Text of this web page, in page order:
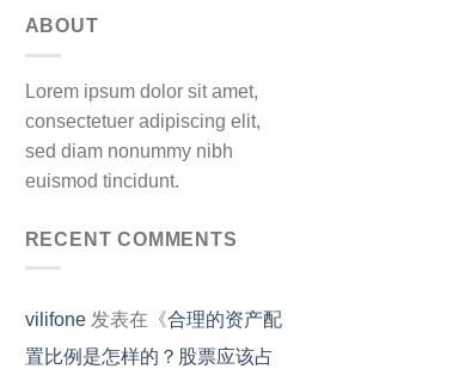
ABOUT
Lorem ipsum dolor sit amet,
consectetuer adipiscing elit,
sed diam nonummy nibh
euismod tincidunt.
RECENT COMMENTS
vilifone发表在《合理的资产配
置比例是怎样的？股票应该占